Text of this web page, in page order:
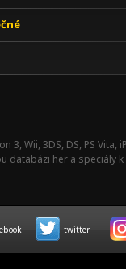
3, Wii, 3DS, DS, PS
databázi her a speciály
twitter